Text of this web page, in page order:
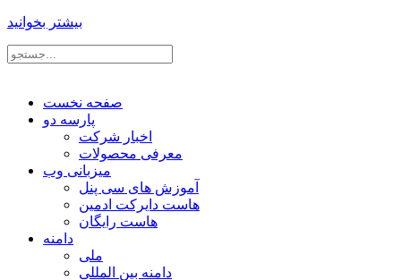
بیشتر بخوانید
صفحه نخست
پارسه دو
اخبار شرکت
معرفی محصولات
میزبانی وب
آموزش های سی پنل
هاست دایرکت ادمین
هاست رایگان
دامنه
ملی
دامنه بین المللی